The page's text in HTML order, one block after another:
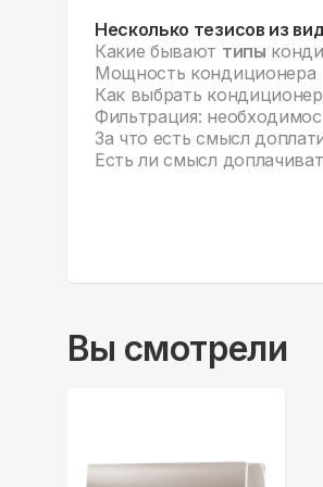
Несколько тезисов из
Какие бывают типы
Мощность кондиционера
Как выбрать
Фильтрация:
За что есть смысл
Есть ли смысл
Вы смотрели